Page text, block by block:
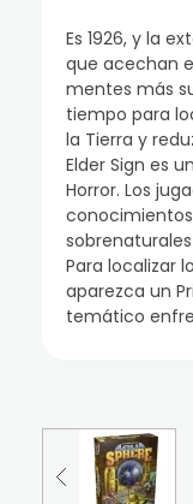
Es 1926, y la
que acechan
mentes más
tiempo para
la Tierra y
Elder Sign es
Horror. Los
Para localizar
aparezca un
temático